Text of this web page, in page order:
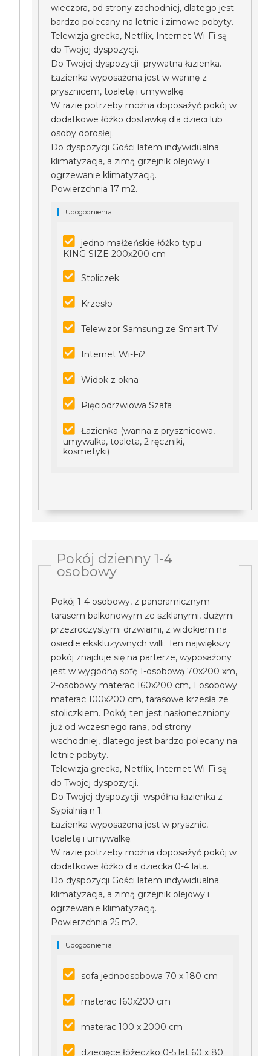
wieczora, od strony zachodniej, dlatego jest
bardzo polecany na letnie i zimowe pobyty.
Telewizja grecka, Netflix, Internet Wi-Fi są
do Twojej dyspozycji.
Do Twojej dyspozycji prywatna łazienka.
Łazienka wyposażona jest w wannę z
prysznicem, toaletę i umywalkę.
W razie potrzeby można doposażyć pokój w
dodatkowe łóżko dostawkę dla dzieci lub
osoby dorosłej.
Do dyspozycji Gości latem indywidualna
klimatyzacja, a zimą grzejnik olejowy i
ogrzewanie klimatyzacją.
Powierzchnia 17 m2.
Udogodnienia
jedno małżeńskie łóżko typu
KING SIZE 200x200 cm
Stoliczek
Krzesło
Telewizor Samsung ze Smart TV
Internet Wi-Fi2
Widok z okna
Pięciodrzwiowa Szafa
Łazienka (wanna z prysznicowa,
umywalka, toaleta, 2 ręczniki,
kosmetyki)
Pokój dzienny 1-4
osobowy
Pokój 1-4 osobowy, z panoramicznym
tarasem balkonowym ze szklanymi, dużymi
przezroczystymi drzwiami, z widokiem na
osiedle ekskluzywnych willi. Ten największy
pokój znajduje się na parterze, wyposażony
jest w wygodną sofę 1-osobową 70x200 xm,
2-osobowy materac 160x200 cm, 1 osobowy
materac 100x200 cm, tarasowe krzesła ze
stoliczkiem. Pokój ten jest nasłoneczniony
już od wczesnego rana, od strony
wschodniej, dlatego jest bardzo polecany na
letnie pobyty.
Telewizja grecka, Netflix, Internet Wi-Fi są
do Twojej dyspozycji.
Do Twojej dyspozycji współna łazienka z
Sypialnią n 1.
Łazienka wyposażona jest w prysznic,
toaletę i umywalkę.
W razie potrzeby można doposażyć pokój w
dodatkowe łóżko dla dziecka 0-4 lata.
Do dyspozycji Gości latem indywidualna
klimatyzacja, a zimą grzejnik olejowy i
ogrzewanie klimatyzacją.
Powierzchnia 25 m2.
Udogodnienia
sofa jednoosobowa 70 x 180 cm
materac 160x200 cm
materac 100 x 2000 cm
dziecięce łóżeczko 0-5 lat 60 x 80